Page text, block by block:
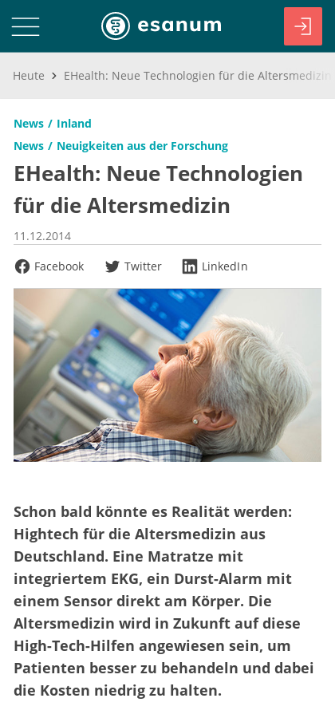
Heute EHealth: Neue Technologien für die Altersmedizin
News
Inland
News
Neuigkeiten aus der Forschung
EHealth: Neue Technologien
für die Altersmedizin
11.12.2014
Facebook
Twitter LinkedIn
Schon bald könnte es Realität werden:
Hightech für die Altersmedizin aus
Deutschland. Eine Matratze mit
integriertem EKG, ein Durst-Alarm mit
einem Sensor direkt am Körper. Die
Altersmedizin wird in Zukunft auf diese
High-Tech-Hilfen angewiesen sein, um
Patienten besser zu behandeln und dabei
die Kosten niedrig zu halten.